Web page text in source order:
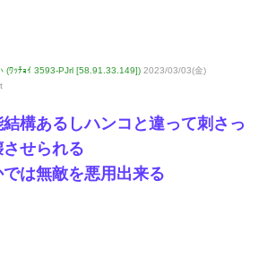
(ﾜｯﾁｮｲ 3593-PJrl [58.91.33.149]) 2023/03/03(金)
構あるしハンコと違って刺さっ
せられる
は無敵を悪用出来る